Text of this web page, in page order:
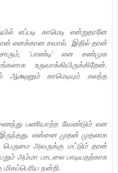
எப்படி காமெடி என்றுதானே
எனக்கான சவால். இதில் தான்
'பாண்டி' என சண்முக
உருவாக்கியிருக்கிறேன்.
காமெடியும் கலந்த
பணியாற்ற வேண்டும் என
என்னை முதன் முதலாக
அவருக்கு மட்டும் தான்
அம்மா பாடலை பாடியதற்காக
நன்றி.